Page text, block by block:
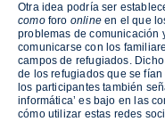
Otra idea podría ser
comoforo onlineen el que
problemas de comunicación
comunicarse con los
campos de refugiados.
de los refugiados que se
los participantes también
informática’ es bajo en las
cómo utilizar estas redes